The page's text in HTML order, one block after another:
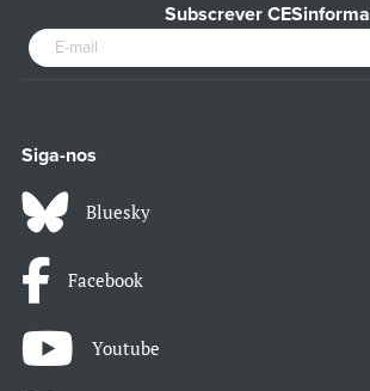
Subscrever CESinforma
Siga-nos
Bluesky
Facebook
Youtube